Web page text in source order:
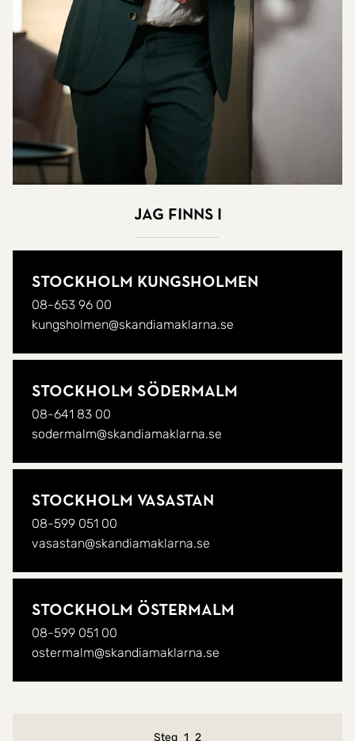
Jag finns i
Stockholm Kungsholmen
08-653 96 00
kungsholmen@skandiamaklarna.se
Stockholm Södermalm
08-641 83 00
sodermalm@skandiamaklarna.se
Stockholm Vasastan
08-599 051 00
vasastan@skandiamaklarna.se
Stockholm Östermalm
08-599 051 00
ostermalm@skandiamaklarna.se
Steg Nuvarande steg
1 2